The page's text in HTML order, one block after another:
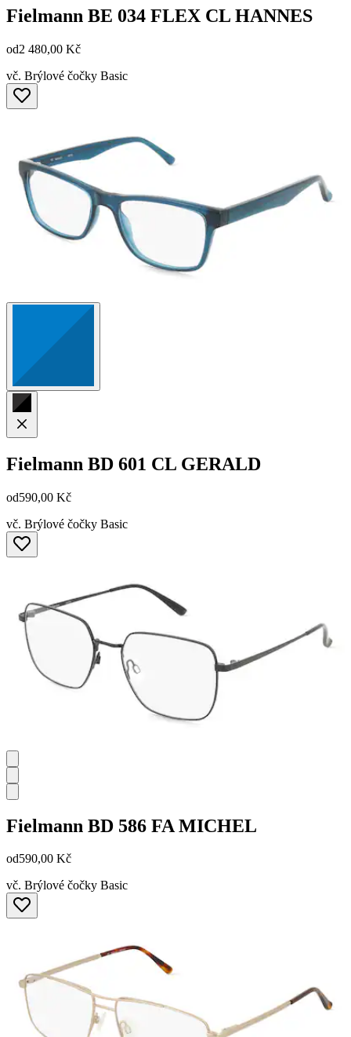
Fielmann BE 034 FLEX CL HANNES
od2 480,00 Kč
vč. Brýlové čočky Basic
Fielmann BD 601 CL GERALD
od590,00 Kč
vč. Brýlové čočky Basic
Fielmann BD 586 FA MICHEL
od590,00 Kč
vč. Brýlové čočky Basic